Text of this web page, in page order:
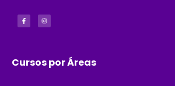
c
e
b
s
t
a
Cursos por Áreas